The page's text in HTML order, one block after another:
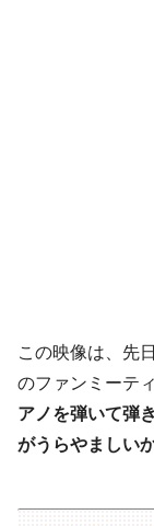
この映像は、先
のファンミーテ
アノを弾いて弾
がうらやましい